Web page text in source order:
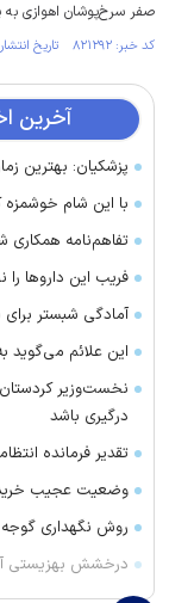
صفر سرخ‌پوشان اهوازی به
کد خبر: ۸۲۱۲۹۲ تاریخ انتشار : ۱۴۰۱/۱۱/۰۷
آخرین
پزشکیان: بهترین
با این شام خوشمزه
تفاهم‌نامه همکاری
فریب این دارو‌ها
آمادگی شبستر برای
این علائم
نخست‌وزیر
درگیری باشد
تقدیر فرمانده
وضعیت عجیب
روش نگهداری گوجه
درخشش بهزیستی